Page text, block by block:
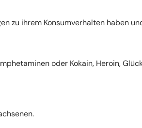
zu ihrem Konsumverhalten haben
oder Kokain, Heroin,